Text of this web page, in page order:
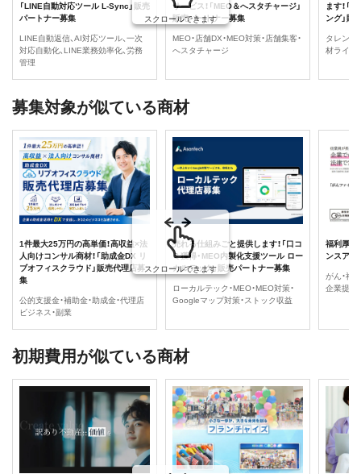
「LINE自動対応ツール L-Sync」販売
パートナー募集
LINE自動返信、AI対応ツール、一次
対応自動化、LINE業務効率化、労務
管理
サービス！「MEO＆へスタチャージ」
販売パートナー募集
MEO・店舗DX・MEO対策・店舗集客・
へスタチャージ
ます！「
ング」販
タレント
材ライブ
スクロールできます
募集対象が似ている商材
1件最大25万円の高単価！高収益×法
人向けコンサル商材！「助成金DX リ
ブオフィスクラウド」販売代理店募
集
公的支援金・補助金・助成金・代理店
ビジネス・副業
売れる仕組みごと提供します！「口コ
ミ獲得・MEO内製化支援ツール ロー
カルテック」販売パートナー募集
ローカルテック・MEO・MEO対策・
Googleマップ対策・ストック収益
福利厚生
ンスアド
がん・福
企業提案
スクロールできます
初期費用が似ている商材